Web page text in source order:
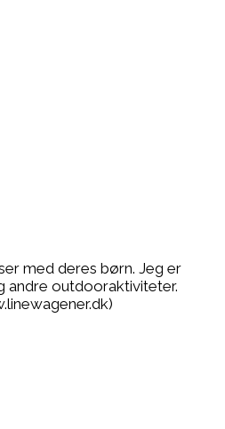
med deres børn. Jeg er
andre outdooraktiviteter.